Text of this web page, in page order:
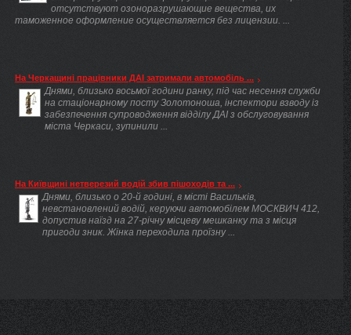
отсутствуют озоноразрушающие вещества, их
таможенное оформление осуществляется без лицензии. ...
На Черкащині працівники ДАІ затримали автомобіль ...
Днями, близько восьмої години ранку, під час несення служби
на стаціонарному посту Золотоноша, інспектори взводу із
забезпечення супроводження відділу ДАІ з обслуговування
міста Черкаси, зупинили ...
На Київщині нетверезий водій збив пішоходів та ...
Днями, близько о 20-й годині, в місті Васильків,
невстановлений водій, керуючи автомобілем МОСКВИЧ 412,
допустив наїзд на 27-річну місцеву мешканку та з місця
пригоди зник. Жінка переходила проїзну ...